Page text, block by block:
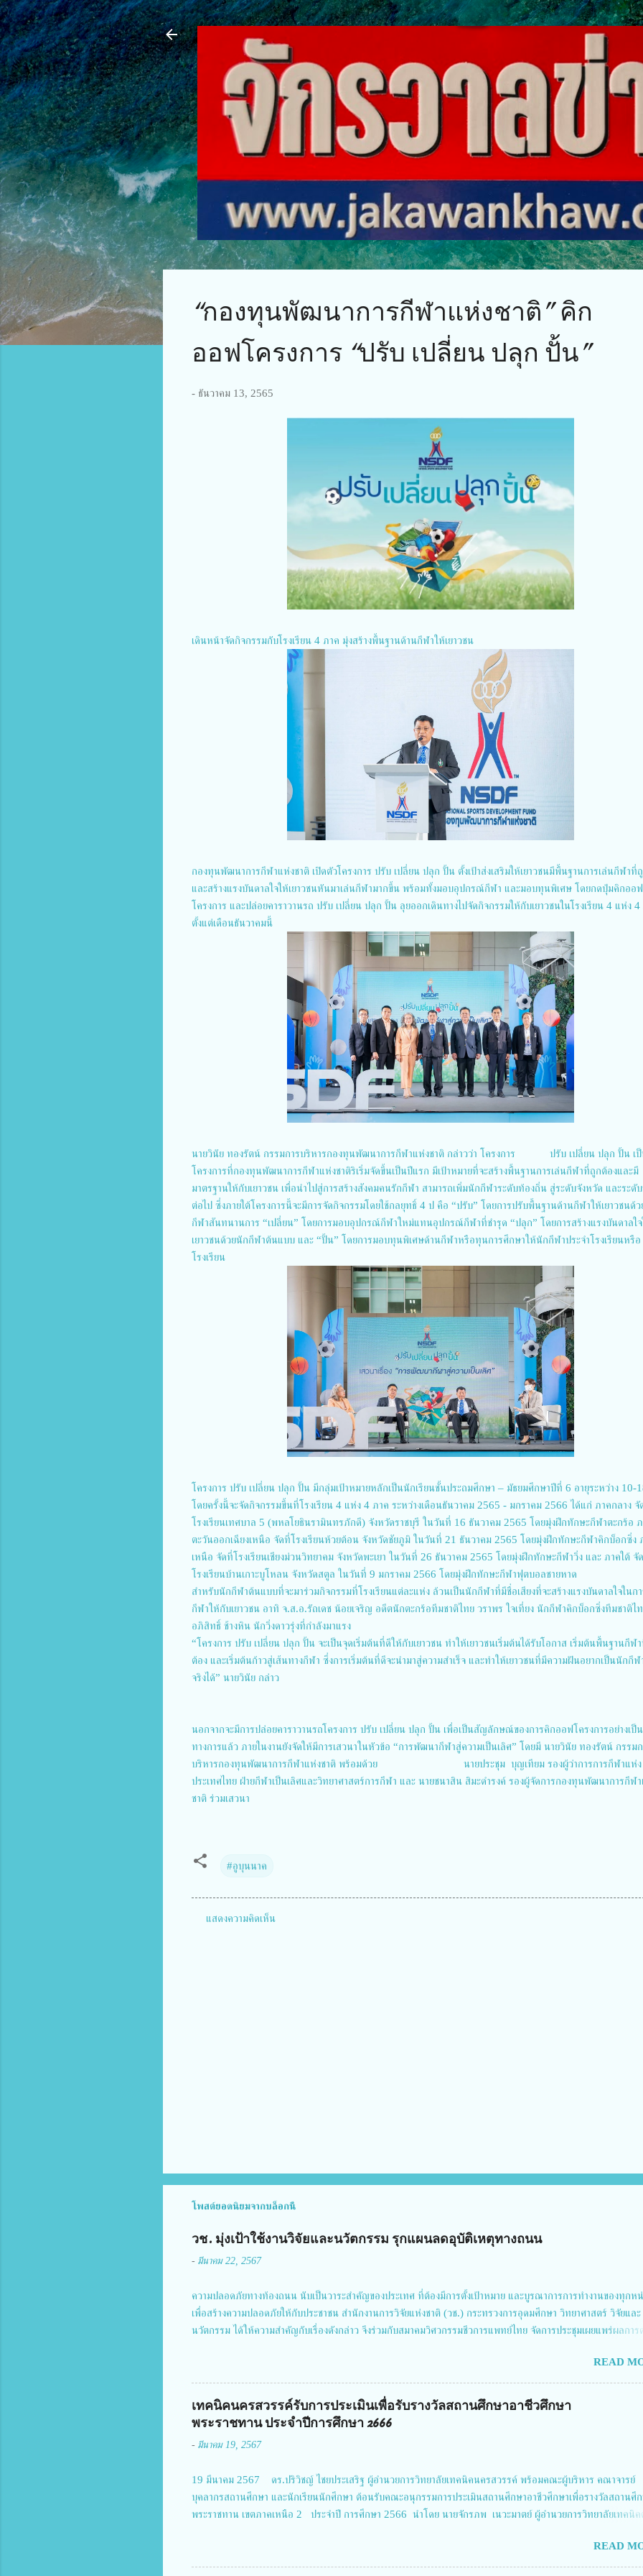
ข้ามไปที่เนื้อหาหลัก
“กองทุนพัฒนาการกีฬาแห่งชาติ” คิก
ออฟโครงการ “ปรับ เปลี่ยน ปลุก ปั้น”
- ธันวาคม 13, 2565
เดินหน้าจัดกิจกรรมกับโรงเรียน 4 ภาค มุ่งสร้างพื้นฐานด้านกีฬาให้เยาวชน
กองทุนพัฒนาการกีฬาแห่งชาติ เปิดตัวโครงการ ปรับ เปลี่ยน ปลุก ปั้น ตั้งเป้าส่งเสริมให้เยาวชนมีพื้นฐานการเล่นกีฬาที่
และสร้างแรงบันดาลใจให้เยาวชนหันมาเล่นกีฬามากขึ้น พร้อมทั้งมอบอุปกรณ์กีฬา และมอบทุนพิเศษ โดยกดปุ่มคิกออฟ
โครงการ และปล่อยคาราวานรถ ปรับ เปลี่ยน ปลุก ปั้น ลุยออกเดินทางไปจัดกิจกรรมให้กับเยาวชนในโรงเรียน 4 แห่ง 4
ตั้งแต่เดือนธันวาคมนี้
นายวินัย ทองรัตน์ กรรมการบริหารกองทุนพัฒนาการกีฬาแห่งชาติ กล่าวว่า โครงการ ปรับ เปลี่ยน ปลุก ปั้น เ
โครงการที่กองทุนพัฒนาการกีฬาแห่งชาติริเริ่มจัดขึ้นเป็นปีแรก มีเป้าหมายที่จะสร้างพื้นฐานการเล่นกีฬาที่ถูกต้องและมี
มาตรฐานให้กับเยาวชน เพื่อนำไปสู่การสร้างสังคมคนรักกีฬา สามารถเพิ่มนักกีฬาระดับท้องถิ่น สู่ระดับจังหวัด และระดั
ต่อไป ซึ่งภายใต้โครงการนี้จะมีการจัดกิจกรรมโดยใช้กลยุทธิ์ 4 ป คือ “ปรับ” โดยการปรับพื้นฐานด้านกีฬาให้เยาวชนด้ว
กีฬาสันทนานการ “เปลี่ยน” โดยการมอบอุปกรณ์กีฬาใหม่แทนอุปกรณ์กีฬาที่ชำรุด “ปลุก” โดยการสร้างแรงบันดาลใจ
เยาวชนด้วยนักกีฬาต้นแบบ และ “ปั้น” โดยการมอบทุนพิเศษด้านกีฬาหรือทุนการศึกษาให้นักกีฬาประจำโรงเรียนหรือ
โรงเรียน
โครงการ ปรับ เปลี่ยน ปลุก ปั้น มีกลุ่มเป้าหมายหลักเป็นนักเรียนชั้นประถมศึกษา – มัธยมศึกษาปีที่ 6 อายุระหว่าง 10-
โดยครั้งนี้จะจัดกิจกรรมขึ้นที่โรงเรียน 4 แห่ง 4 ภาค ระหว่างเดือนธันวาคม 2565 - มกราคม 2566 ได้แก่ ภาคกลาง จั
โรงเรียนเทศบาล 5 (พหลโยธินรามินทรภักดี) จังหวัดราชบุรี ในวันที่ 16 ธันวาคม 2565 โดยมุ่งฝึกทักษะกีฬาตะกร้อ
ตะวันออกเฉียงเหนือ จัดที่โรงเรียนห้วยต้อน จังหวัดชัยภูมิ ในวันที่ 21 ธันวาคม 2565 โดยมุ่งฝึกทักษะกีฬาคิกบ็อกซิ่ง
เหนือ จัดที่โรงเรียนเชียงม่วนวิทยาคม จังหวัดพะเยา ในวันที่ 26 ธันวาคม 2565 โดยมุ่งฝึกทักษะกีฬาวิ่ง และ ภาคใต้ จั
โรงเรียนบ้านเกาะบูโหลน จังหวัดสตูล ในวันที่ 9 มกราคม 2566 โดยมุ่งฝึกทักษะกีฬาฟุตบอลชายหาด
สำหรับนักกีฬาต้นแบบที่จะมาร่วมกิจกรรมที่โรงเรียนแต่ละแห่ง ล้วนเป็นนักกีฬาที่มีชื่อเสียงที่จะสร้างแรงบันดาลใจในก
กีฬาให้กับเยาวชน อาทิ จ.ส.อ.รัถเดช น้อยเจริญ อดีตนักตะกร้อทีมชาติไทย วราพร ใจเที่ยง นักกีฬาคิกบ็อกซิ่งทีมชาติไ
อภิสิทธิ์ ช้างหิน นักวิ่งดาวรุ่งที่กำลังมาแรง
“โครงการ ปรับ เปลี่ยน ปลุก ปั้น จะเป็นจุดเริ่มต้นที่ดีให้กับเยาวชน ทำให้เยาวชนเริ่มต้นได้รับโอกาส เริ่มต้นพื้นฐานกีฬ
ต้อง และเริ่มต้นก้าวสู่เส้นทางกีฬา ซึ่งการเริ่มต้นที่ดีจะนำมาสู่ความสำเร็จ และทำให้เยาวชนที่มีความฝันอยากเป็นนักกีฬ
จริงได้” นายวินัย กล่าว
นอกจากจะมีการปล่อยคาราวานรถโครงการ ปรับ เปลี่ยน ปลุก ปั้น เพื่อเป็นสัญลักษณ์ของการคิกออฟโครงการอย่างเป็น
ทางการแล้ว ภายในงานยังจัดให้มีการเสวนาในหัวข้อ “การพัฒนากีฬาสู่ความเป็นเลิศ” โดยมี นายวินัย ทองรัตน์ กรรมก
บริหารกองทุนพัฒนาการกีฬาแห่งชาติ พร้อมด้วย นายประชุม บุญเทียม รองผู้ว่าการการกีฬาแห่ง
ประเทศไทย ฝ่ายกีฬาเป็นเลิศและวิทยาศาสตร์การกีฬา และ นายชนาสิน สิมะดำรงค์ รองผู้จัดการกองทุนพัฒนาการกีฬ
ชาติ ร่วมเสวนา
#อูบุนนาค
แสดงความคิดเห็น
โพสต์ยอดนิยมจากบล็อกนี้
วช. มุ่งเป้าใช้งานวิจัยและนวัตกรรม รุกแผนลดอุบัติเหตุทางถนน
- มีนาคม 22, 2567
ความปลอดภัยทางท้องถนน นับเป็นวาระสำคัญของประเทศ ที่ต้องมีการตั้งเป้าหมาย และบูรณาการการทำงานของทุกห
เพื่อสร้างความปลอดภัยให้กับประชาชน สำนักงานการวิจัยแห่งชาติ (วช.) กระทรวงการอุดมศึกษา วิทยาศาสตร์ วิจัยและ
นวัตกรรม ได้ให้ความสำคัญกับเรื่องดังกล่าว จึงร่วมกับสมาคมวิศวกรรมชีวการแพทย์ไทย จัดการประชุมเผยแพร่ผลการ
แม่บทฉบับที่ 5 ในวันที่ 22 มีนาคม 2567 โดยมี ดร.วิภารัตน์ ดีอ่อง ผู้อำนวยการสำนักงานการวิจัยแห่งชาติ เป็นประธ
พิธีเปิดพร้อมให้นโยบายการผลักดันงานวิจัยเพื่อความปลอดภัยทางถนน และนายแพทย์ชาญวิทย์ ทระเทพ หัวหน้าโครง
จัยฯ กล่าวรายงาน ซึ่งการประชุมในครั้งนี้ นางสาวสตตกมล เกียรติพานิช ผู้อำนวยการกองบริหารทุนวิจัยและนวัตกรรม 2
มอบหมายให้เข้าร่วมการประชุม ณ Grand Richmond Stylish Convention Hotel จังหวัดนนทบุรี ดร.วิภารัตน์ ดีอ่อ
สำคัญของกา...
READ
เทคนิคนครสวรรค์รับการประเมินเพื่อรับรางวัลสถานศึกษาอาชีวศึกษา
พระราชทาน ประจำปีการศึกษา 2666
- มีนาคม 19, 2567
19 มีนาคม 2567 ดร.ปริวิชญ์ ไชยประเสริฐ ผู้อำนวยการวิทยาลัยเทคนิคนครสวรรค์ พร้อมคณะผู้บริหาร คณาจารย์
บุคลากรสถานศึกษา และนักเรียนนักศึกษา ต้อนรับคณะอนุกรรมการประเมินสถานศึกษาอาชีวศึกษาเพื่อรางวัลสถานศึ
พระราชทาน เขตภาคเหนือ 2 ประจำปี การศึกษา 2566 นำโดย นายจักรภพ เนวะมาตย์ ผู้อำนวยการวิทยาลัยเทคนิคต
กำแพงเพชร 3.นางสาวหัตถาภรณ์ เสาร์เรือน ผู้อำนวยการวิทยาลัยการอาชีพบ้านตาก 4.นางเพ็ญศรี ขุนทอง ผู้อำนวย
วิทยาลัยการอาชีพรัตนประสิทธิ์วิทย์ 5.นายธเนศ คงวังทอง ผู้อำนวยการวิทยาลัยเกษตรและเทคโนโลยีพิจิตร 6.นายชั
READ